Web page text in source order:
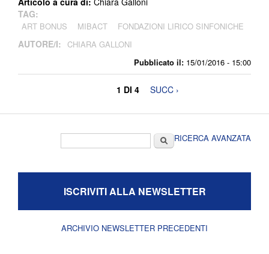
Pubblicato il: 15/01/2016 - 15:00
TAG:
ART BONUS MIBACT FONDAZIONI LIRICO SINFONICHE
AUTORE/I: CHIARA GALLONI
1 DI 4 SUCC ›
CercaRICERCA AVANZATA
ISCRIVITI ALLA NEWSLETTER
ARCHIVIO NEWSLETTER PRECEDENTI